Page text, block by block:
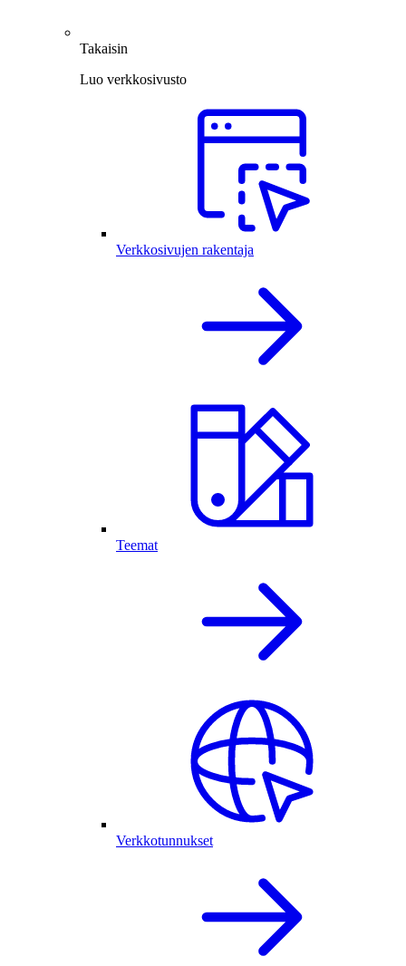
Takaisin
Luo verkkosivusto
Verkkosivujen rakentaja
Teemat
Verkkotunnukset